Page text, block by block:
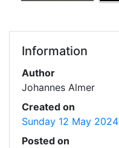
Information
Author
Johannes Almer
Created on
Sunday 12 May 2024
Posted on